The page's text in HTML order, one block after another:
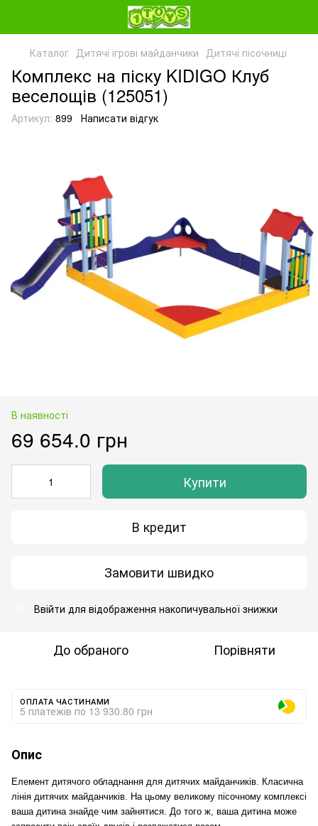
Каталог Дитячі ігрові майданчики Дитячі пісочниці
Комплекс на піску KIDIGO Клуб
веселощів (125051)
Артикул: 899 Написати відгук
В наявності
69 654.0 грн
Купити
В кредит
Замовити швидко
Ввійти для відображення накопичувальної знижки
До обраного Порівняти
ОПЛАТА ЧАСТИНАМИ
5 платежів по 13 930.80 грн
Опис
Елемент дитячого обладнання для дитячих майданчиків. Класична
лінія дитячих майданчиків. На цьому великому пісочному комплексі
ваша дитина знайде чим зайнятися. До того ж, ваша дитина може